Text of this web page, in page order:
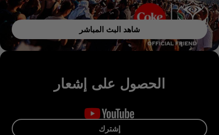
شاهد البث المباشر
الحصول على إشعار
إشترك